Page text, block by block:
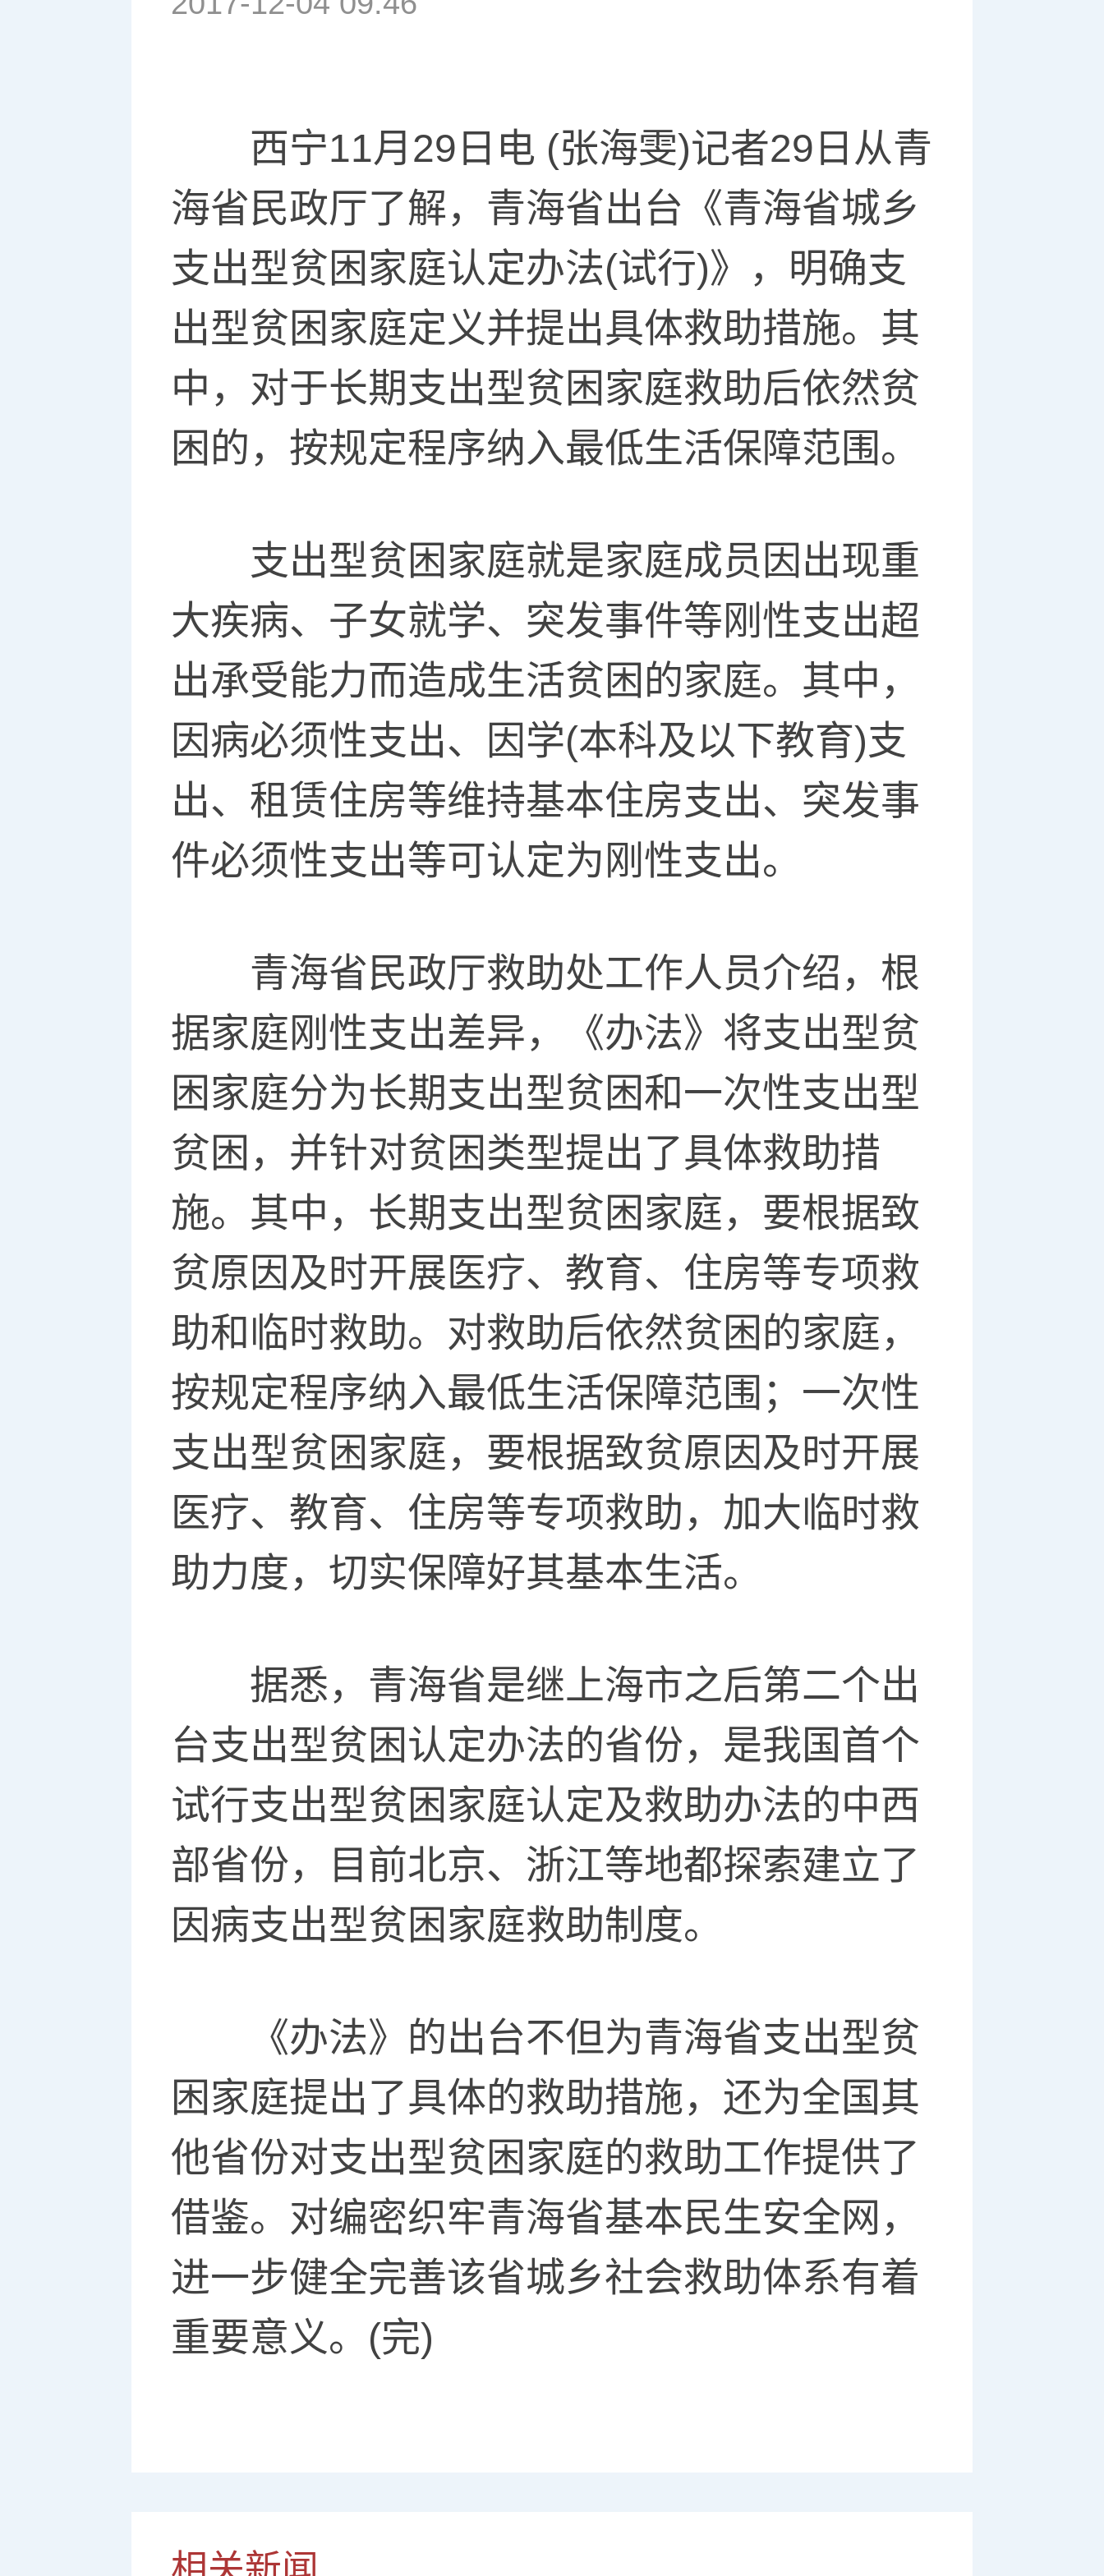
西宁11月29日电 (张海雯)记者29日从青
海省民政厅了解，青海省出台《青海省城乡
支出型贫困家庭认定办法(试行)》，明确支
出型贫困家庭定义并提出具体救助措施。其
中，对于长期支出型贫困家庭救助后依然贫
困的，按规定程序纳入最低生活保障范围。
支出型贫困家庭就是家庭成员因出现重
大疾病、子女就学、突发事件等刚性支出超
出承受能力而造成生活贫困的家庭。其中，
因病必须性支出、因学(本科及以下教育)支
出、租赁住房等维持基本住房支出、突发事
件必须性支出等可认定为刚性支出。
青海省民政厅救助处工作人员介绍，根
据家庭刚性支出差异，《办法》将支出型贫
困家庭分为长期支出型贫困和一次性支出型
贫困，并针对贫困类型提出了具体救助措
施。其中，长期支出型贫困家庭，要根据致
贫原因及时开展医疗、教育、住房等专项救
助和临时救助。对救助后依然贫困的家庭，
按规定程序纳入最低生活保障范围；一次性
支出型贫困家庭，要根据致贫原因及时开展
医疗、教育、住房等专项救助，加大临时救
助力度，切实保障好其基本生活。
据悉，青海省是继上海市之后第二个出
台支出型贫困认定办法的省份，是我国首个
试行支出型贫困家庭认定及救助办法的中西
部省份，目前北京、浙江等地都探索建立了
因病支出型贫困家庭救助制度。
《办法》的出台不但为青海省支出型贫
困家庭提出了具体的救助措施，还为全国其
他省份对支出型贫困家庭的救助工作提供了
借鉴。对编密织牢青海省基本民生安全网，
进一步健全完善该省城乡社会救助体系有着
重要意义。(完)
相关新闻